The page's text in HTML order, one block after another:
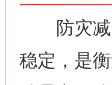
防灾减
稳定，是